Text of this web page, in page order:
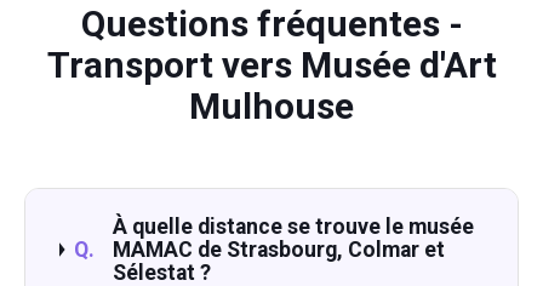
Questions fréquentes -
Transport vers Musée d'Art
Mulhouse
Q.
À quelle distance se trouve le musée
MAMAC de Strasbourg, Colmar et
Sélestat ?